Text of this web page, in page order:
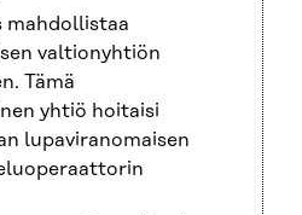
mahdollistaa
valtionyhtiön
Tämä
yhtiö hoitaisi
lupaviranomaisen